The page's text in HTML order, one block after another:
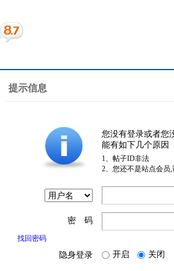
提示信息
您没有登录或者您
能有如下几个原因
1、帖子ID非法
2、您还不是站点会员
密 码
找回密码
隐身登录 开启 关闭